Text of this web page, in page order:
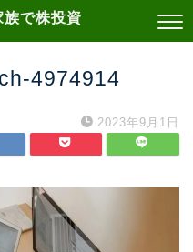
で株投資
4974914
2023年9月1日